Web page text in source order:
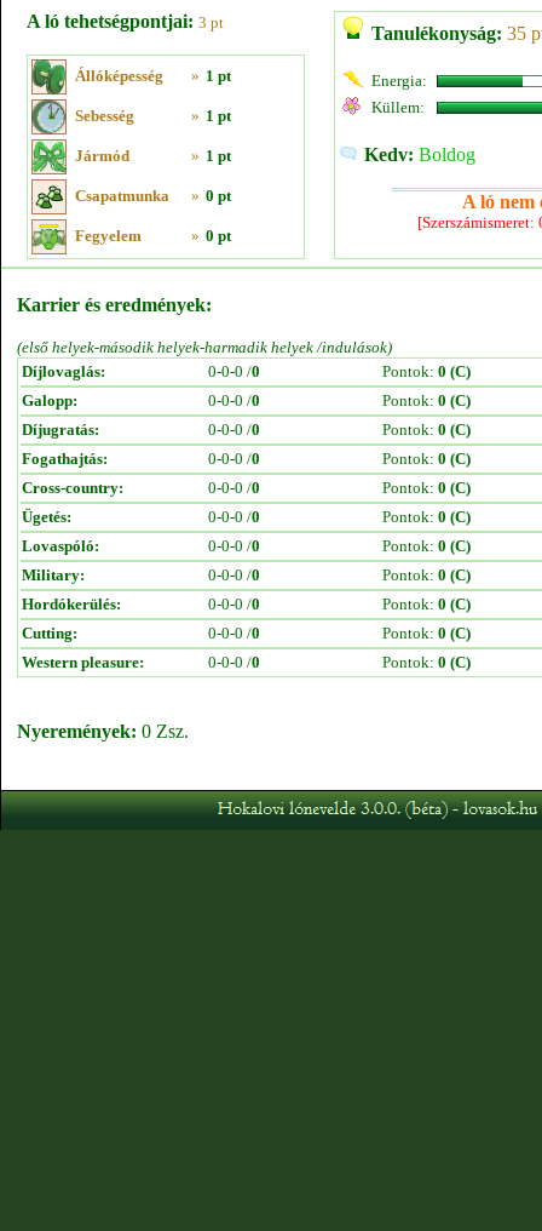
A ló tehetségpontjai: 3 pt
Állóképesség » 1 pt
Sebesség » 1 pt
Jármód » 1 pt
Csapatmunka » 0 pt
Fegyelem » 0 pt
Tanulékonyság: 35
Energia:
Küllem:
Kedv: Boldog
A ló nem
Karrier és eredmények:
(első helyek-második helyek-harmadik helyek /indulások)
Díjlovaglás:
0-0-0 /0 Pontok: 0 (C)
Galopp:
0-0-0 /0 Pontok: 0 (C)
Díjugratás:
0-0-0 /0 Pontok: 0 (C)
Fogathajtás:
0-0-0 /0 Pontok: 0 (C)
Cross-country:
0-0-0 /0 Pontok: 0 (C)
Ügetés:
0-0-0 /0 Pontok: 0 (C)
Lovaspóló:
0-0-0 /0 Pontok: 0 (C)
Military:
0-0-0 /0 Pontok: 0 (C)
Hordókerülés:
0-0-0 /0 Pontok: 0 (C)
Cutting:
0-0-0 /0 Pontok: 0 (C)
Western pleasure:
0-0-0 /0 Pontok: 0 (C)
Nyeremények: 0 Zsz.